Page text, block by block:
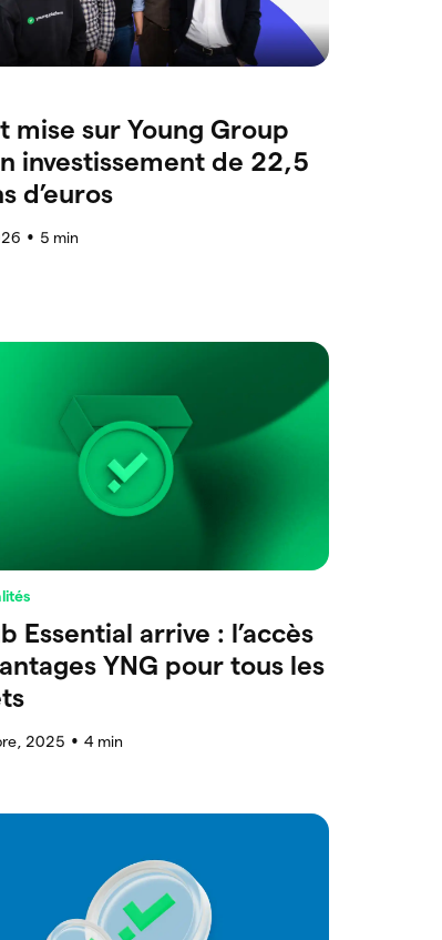
mise sur Young Group
investissement de 22,5
d’euros
● 5 min
Essential arrive : l’accès
YNG pour tous les
2025 ● 4 min